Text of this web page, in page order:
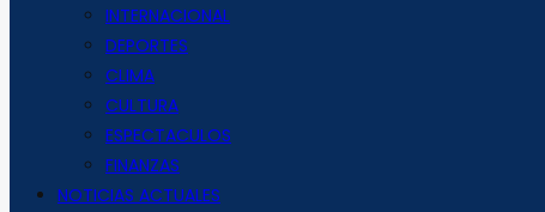
INTERNACIONAL
DEPORTES
CLIMA
CULTURA
ESPECTACULOS
FINANZAS
NOTICIAS ACTUALES